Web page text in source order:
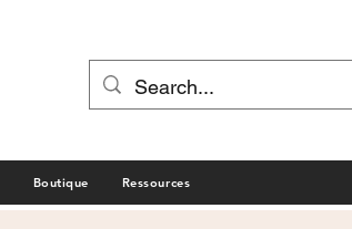
Boutique Ressources